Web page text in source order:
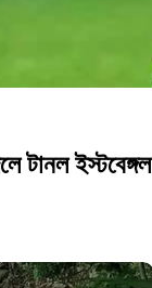
টানল ইস্টবেঙ্গল